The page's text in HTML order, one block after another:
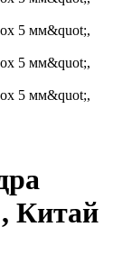
Китай